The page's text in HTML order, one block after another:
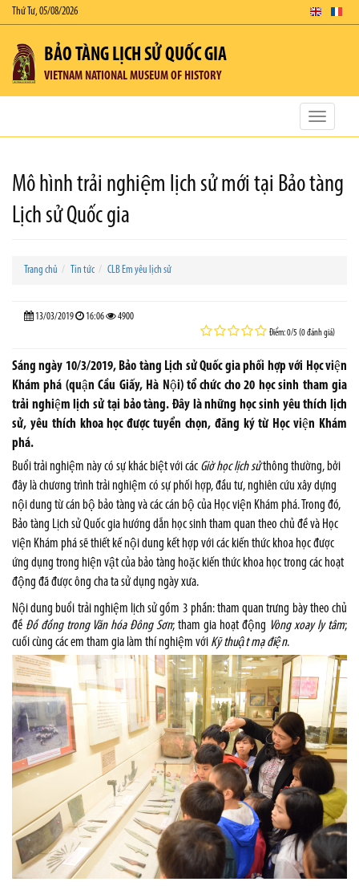
Thứ Tư, 05/08/2026
BẢO TÀNG LỊCH SỬ QUỐC GIA
VIETNAM NATIONAL MUSEUM OF HISTORY
Toggle
Mô hình trải nghiệm lịch sử mới tại Bảo tàng
Lịch sử Quốc gia
Trang chủ Tin tức CLB Em yêu lịch sử
13/03/2019 16:06 4900
Điểm: 0/5 (0 đánh giá)
Sáng ngày 10/3/2019, Bảo tàng Lịch sử Quốc gia phối hợp với Học viện
Khám phá (quận Cầu Giấy, Hà Nội) tổ chức cho 20 học sinh tham gia
trải nghiệm lịch sử tại bảo tàng. Đây là những học sinh yêu thích lịch
sử, yêu thích khoa học được tuyển chọn, đăng ký từ Học viện Khám
phá.
Buổi trải nghiệm này có sự khác biệt với các Giờ học lịch sửthông thường, bởi
đây là chương trình trải nghiệm có sự phối hợp, đầu tư, nghiên cứu xây dựng
nội dung từ cán bộ bảo tàng và các cán bộ của Học viện Khám phá. Trong đó,
Bảo tàng Lịch sử Quốc gia hướng dẫn học sinh tham quan theo chủ đề và Học
viện Khám phá sẽ thiết kế nội dung kết hợp với các kiến thức khoa học được
ứng dụng trong hiện vật của bảo tàng hoặc kiến thức khoa học trong các hoạt
động đã được ông cha ta sử dụng ngày xưa.
Nội dung buổi trải nghiệm lịch sử gồm 3 phần: tham quan trưng bày theo chủ
đề Đồ đồng trong Văn hóa Đông Sơn; tham gia hoạt động Vòng xoay ly tâm;
cuối cùng các em tham gia làm thí nghiệm với Kỹ thuật mạ điện.